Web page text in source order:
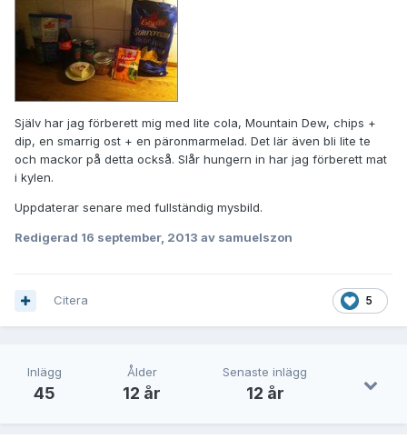
Själv har jag förberett mig med lite cola, Mountain Dew, chips +
dip, en smarrig ost + en päronmarmelad. Det lär även bli lite te
och mackor på detta också. Slår hungern in har jag förberett mat
i kylen.
Uppdaterar senare med fullständig mysbild.
Redigerad 16 september, 2013 av samuelszon
5
Citera
Inlägg
45
Ålder
12 år
Senaste inlägg
12 år